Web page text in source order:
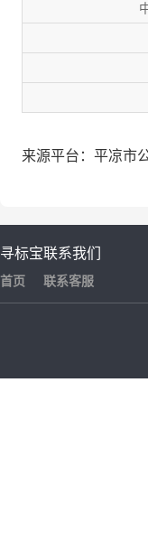
来源平台：平凉市
寻标宝
首页
联系我们
联系客服